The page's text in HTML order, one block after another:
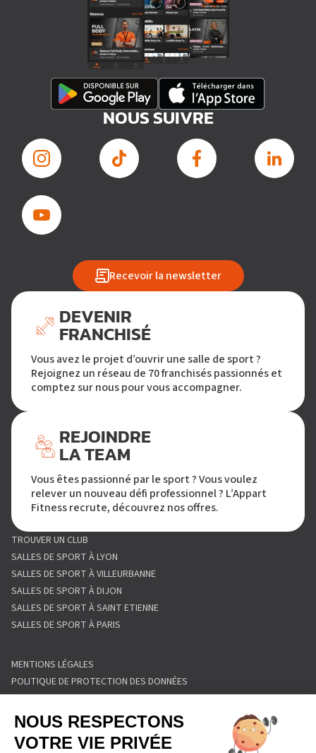
NOUS SUIVRE
Recevoir la newsletter
DEVENIR
FRANCHISÉ
Vous avez le projet d’ouvrir une salle de sport ?
Rejoignez un réseau de 70 franchisés passionnés et
comptez sur nous pour vous accompagner.
REJOINDRE
LA TEAM
Vous êtes passionné par le sport ? Vous voulez
relever un nouveau défi professionnel ? L’Appart
Fitness recrute, découvrez nos offres.
TROUVER UN CLUB
SALLES DE SPORT À LYON
SALLES DE SPORT À VILLEURBANNE
SALLES DE SPORT À DIJON
SALLES DE SPORT À SAINT ETIENNE
SALLES DE SPORT À PARIS
MENTIONS LÉGALES
POLITIQUE DE PROTECTION DES DONNÉES
POLITIQUE COOKIES
CONDITIONS GÉNÉRALES DE VENTE
FORMULAIRE DE RETRACTATION